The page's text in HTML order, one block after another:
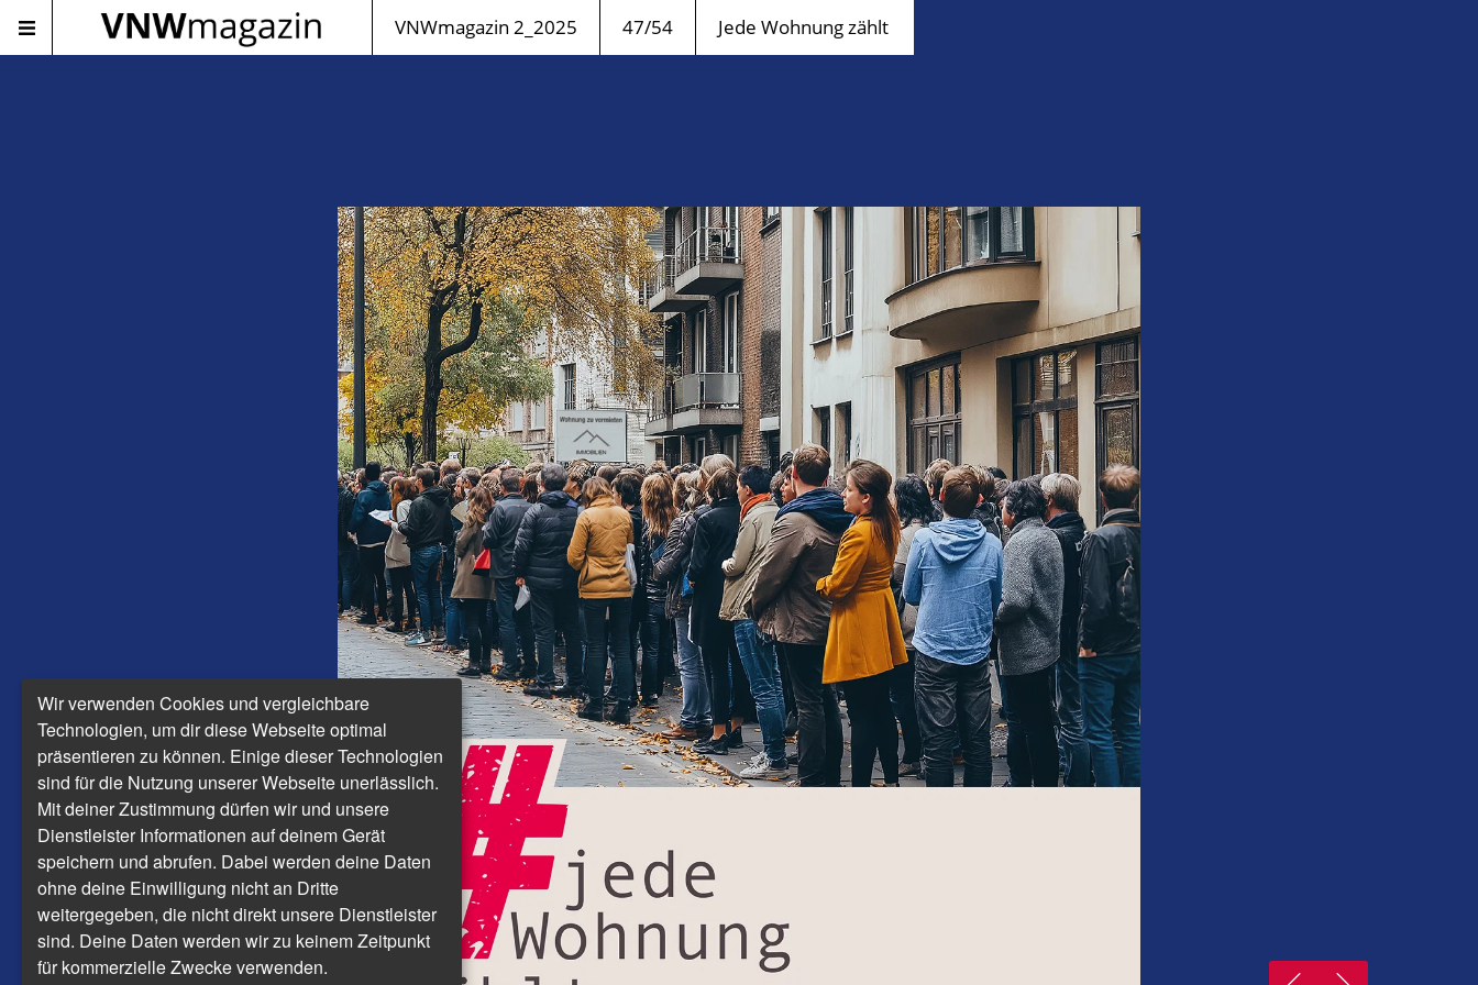
VNWmagazin 2_2025 47/54 Jede Wohnung zählt
Wir verwenden Cookies und vergleichbare
Technologien, um dir diese Webseite optimal
präsentieren zu können. Einige dieser Technologien
sind für die Nutzung unserer Webseite unerlässlich.
Mit deiner Zustimmung dürfen wir und unsere
Dienstleister Informationen auf deinem Gerät
speichern und abrufen. Dabei werden deine Daten
ohne deine Einwilligung nicht an Dritte
weitergegeben, die nicht direkt unsere Dienstleister
sind. Deine Daten werden wir zu keinem Zeitpunkt
für kommerzielle Zwecke verwenden.